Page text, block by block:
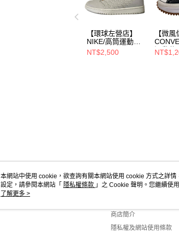
【環球左營店】
NIKE/高筒運動休
閒
鞋/27.5cm/689480
NT$2,500
【微風
運動休
鞋/
關於我們
商店簡介
隱私權及網站使用條款
本網站中使用 cookie，欲查詢有關本網站使用 cookie 方式之詳
設定，請參閱本網站「 隱私權條款 」之 Cookie 聲明。您繼續使
使用 cookie。
了解更多 >